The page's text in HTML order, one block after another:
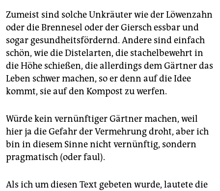
Zumeist sind solche Unkräuter wie der Löwenzahn
oder die Brennesel oder der Giersch essbar und
sogar gesundheitsfördernd. Andere sind einfach
schön, wie die Distelarten, die stachelbewehrt in
die Höhe schießen, die allerdings dem Gärtner das
Leben schwer machen, so er denn auf die Idee
kommt, sie auf den Kompost zu werfen.
Würde kein vernünftiger Gärtner machen, weil
hier ja die Gefahr der Vermehrung droht, aber ich
bin in diesem Sinne nicht vernünftig, sondern
pragmatisch (oder faul).
Als ich um diesen Text gebeten wurde, lautete die